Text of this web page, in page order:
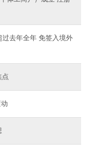
去年全年 免签入境外
点